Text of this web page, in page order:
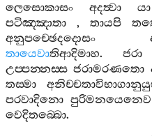
ලෙසොකාසං
අදත්‍වා යා
පටිඤ‍්ඤාතා , තායපි
අනුපච‍්ඡෙදදොසං
තායෙවාතිආදිමාහ. ජරා
උප‍්පන‍්නස‍්ස ජරාමරණතො
තස‍්මා
පරවාදිනො පුරිමනයෙනෙව
වෙදිතබ‍්බො.